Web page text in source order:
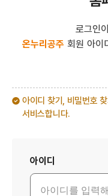
로그인
온누리공주 회원 아이
아이디 찾기, 비밀번호
서비스합니다.
아이디